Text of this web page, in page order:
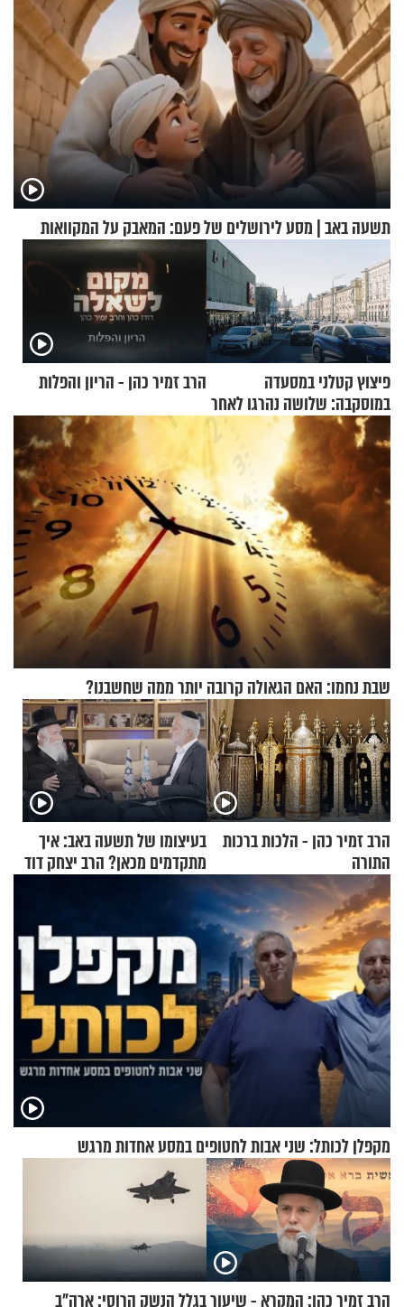
תשעה באב | מסע לירושלים של פעם: המאבק על המקוואות
פיצוץ קטלני במסעדה
במוסקבה: שלושה נהרגו לאחר
שמטען שנשאה אישה התפוצץ
הרב זמיר כהן - הריון והפלות
שבת נחמו: האם הגאולה קרובה יותר ממה שחשבנו?
הרב זמיר כהן - הלכות ברכות
התורה
בעיצומו של תשעה באב: איך
מתקדמים מכאן? הרב יצחק דוד
גרוסמן בשיחה מיוחדת
מקפלן לכותל: שני אבות לחטופים במסע אחדות מרגש
הרב זמיר כהן: המקרא - שיעורבגלל הנשק הרוסי: ארה"ב